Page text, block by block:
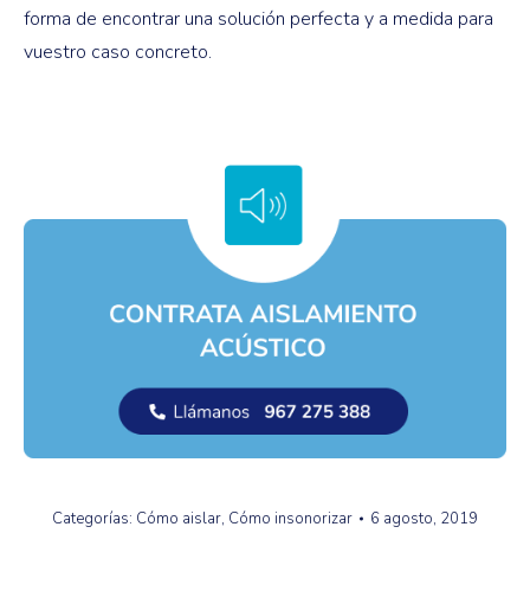
forma de encontrar una solución perfecta y a medida para
vuestro caso concreto.
Categorías: Cómo aislar, Cómo insonorizar 6 agosto, 2019